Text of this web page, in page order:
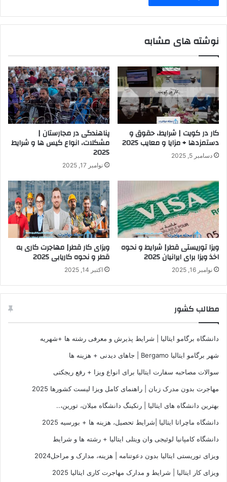
نوشته های مشابه
کار در کویت | شرایط، حقوق و
دستمزدها + مزایا و معایب 2025
دسامبر 5, 2025
پناهندگی در مجارستان |
مشکلات، انواع کیس ها و شرایط
2025
نوامبر 17, 2025
ویزا توریستی قطر| شرایط و نحوه
اخذ ویزا برای ایرانیان 2025
نوامبر 16, 2025
ویزای کار قطر| مهاجرت کاری به
قطر و نحوه کاریابی 2025
اکتبر 14, 2025
مطالب کشور
دانشگاه برگامو ایتالیا | شرایط پذیرش و معرفی رشته ها +شهریه
شهر برگامو ایتالیا Bergamo | جاهای دیدنی + هزینه ها
سوالات مصاحبه سفارت ایتالیا برای انواع ویزا + رفع ریجکتی
مهاجرت بدون مدرک زبان | راهنمای کامل ویزا لیست کشورها 2025
بهترین دانشگاه های ایتالیا | رنکینگ دانشگاه میلان، تورین،..
دانشگاه ماچراتا ایتالیا |شرایط تحصیل، هزینه ها + بورسیه 2025
دانشگاه کامپانیا لوئیجی وان ویتلی ایتالیا + رشته ها و شرایط
ویزای توریستی ایتالیا بدون دعوتنامه | هزینه، مدارک و مراحل2024
ویزای کار ایتالیا | شرایط و مدارک مهاجرت کاری ایتالیا 2025